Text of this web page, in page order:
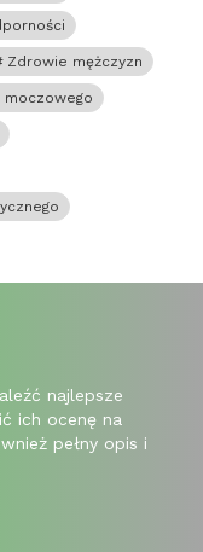
Zdrowie mężczyzn
moczowego
najlepsze
ich ocenę na
pełny opis i